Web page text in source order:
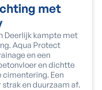
met
Deerlijk kampte met
Aqua Protect
en een
en dichtte
Een
en duurzaam af.